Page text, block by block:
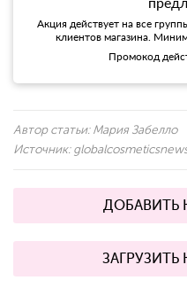
Акция действует на все
клиентов магазина.
Промокод
Автор статьи: Мария Забелло
Источник:
ДОБАВИТЬ